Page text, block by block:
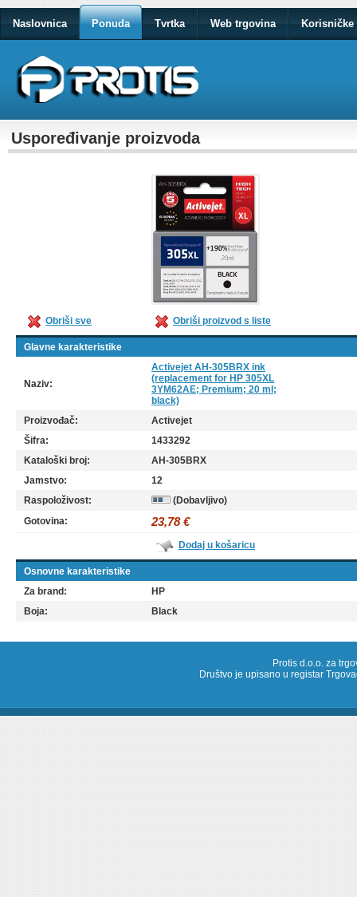
Naslovnica Ponuda Tvrtka Web trgovina Korisničke
Uspoređivanje proizvoda
Obriši sve Obriši proizvod s liste
Glavne karakteristike
Naziv:
Activejet AH-305BRX ink
(replacement for HP 305XL
3YM62AE; Premium; 20 ml;
black)
Proizvođač:
Activejet
Šifra:
1433292
Kataloški broj:
AH-305BRX
Jamstvo:
12
Raspoloživost:
(Dobavljivo)
Gotovina:
23,78 €
Dodaj u košaricu
Osnovne karakteristike
Za brand:
HP
Boja:
Black
Protis d.o.o. za
Društvo je upisano u registar